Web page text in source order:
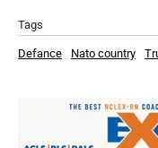
Tags
Defance Nato country